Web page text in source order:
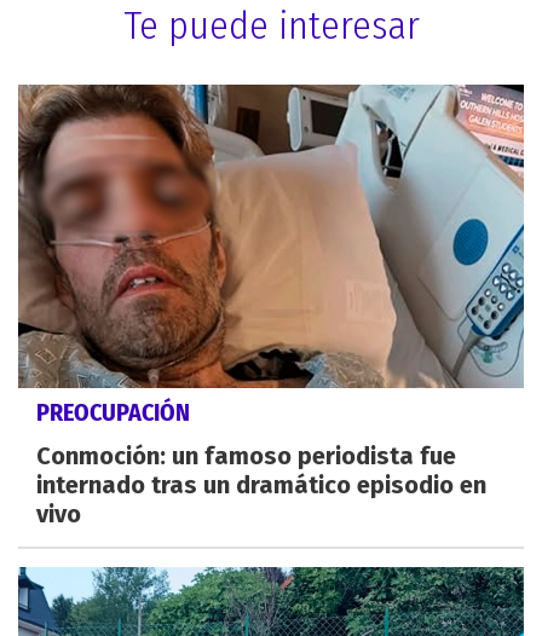
Te puede interesar
PREOCUPACIÓN
Conmoción: un famoso periodista fue
internado tras un dramático episodio en
vivo